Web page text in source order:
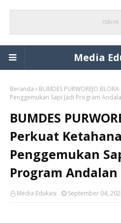
Media
Beranda
BUMDES PURWOREJO
Penggemukan Sapi Jadi Program
BUMDES
Perkuat
Penggemukan
Program Andalan
Media Edukasi September 04,